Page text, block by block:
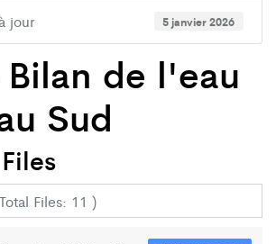
jour 5 janvier 2026
de l'eau
Sud